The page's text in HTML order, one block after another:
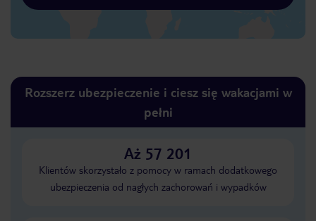
Rozszerz ubezpieczenie i ciesz się wakacjami w
pełni
Aż 57 201
Klientów skorzystało z pomocy w ramach dodatkowego
ubezpieczenia od nagłych zachorowań i wypadków